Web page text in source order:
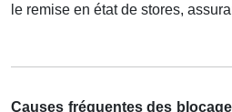
le remise en état de stores,
Causes fréquentes des